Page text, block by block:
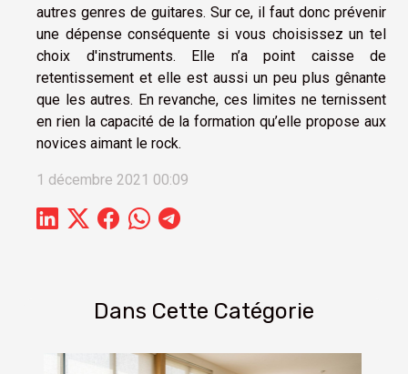
Dans Cette Catégorie
autres genres de guitares. Sur ce, il faut donc prévenir
une dépense conséquente si vous choisissez un tel
choix d'instruments. Elle n’a point caisse de
retentissement et elle est aussi un peu plus gênante
que les autres. En revanche, ces limites ne ternissent
en rien la capacité de la formation qu’elle propose aux
novices aimant le rock.
1 décembre 2021 00:09